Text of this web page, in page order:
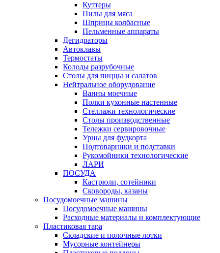
Куттеры
Пилы для мяса
Шприцы колбасные
Пельменные аппараты
Дегидраторы
Автоклавы
Термостаты
Колоды разрубочные
Столы для пиццы и салатов
Нейтральное оборудование
Ванны моечные
Полки кухонные настенные
Стеллажи технологические
Столы производственные
Тележки сервировочные
Урны для фудкорта
Подтоварники и подставки
Рукомойники технологические
ЛАРИ
ПОСУДА
Кастрюли, сотейники
Сковороды, казаны
Посудомоечные машины
Посудомоечные машины
Расходные материалы и комплектующие
Пластиковая тара
Складские и полочные лотки
Мусорные контейнеры